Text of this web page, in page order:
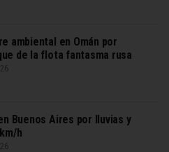
ambiental en Omán por
de la flota fantasma rusa
Buenos Aires por lluvias y
h